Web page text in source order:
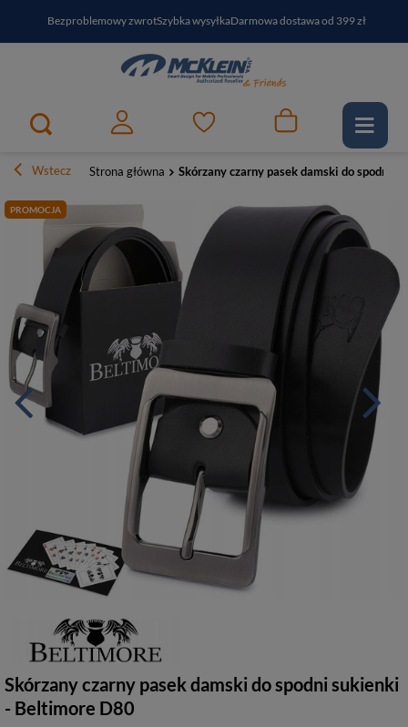
Bezproblemowy zwrotSzybka wysyłkaDarmowa dostawa od 399 zł
PayPo - kup i zapłać za30 dniZapisz się do newslettera i odbierz RABAT
Wstecz Strona główna Skórzany czarny pasek damski do spodni
PROMOCJA
Skórzany czarny pasek damski do spodni sukienki
- Beltimore D80